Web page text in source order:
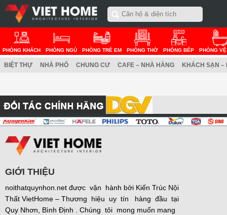
PHÒNG KHÁCH PHÒNG NGỦ PHÒNG TRẺ EM PHÒNG THỜ PHÒNG BẾP PHÒNG
BIỆT THỰ NHÀ PHỐ CHUNG CƯ CAFE – NHÀ HÀNG KHÁCH SẠN –
GIỚI THIỆU
noithatquynhon.net được vận hành bởi Kiến Trúc Nội
Thất VietHome – Thương hiệu uy tín hàng đầu tại
Quy Nhơn, Bình Định . Chúng tôi mong muốn mang